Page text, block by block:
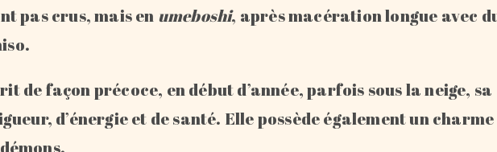
pas crus, mais en umeboshi, après macération longue avec
de façon précoce, en début d’année, parfois sous la neige, sa
d’énergie et de santé. Elle possède également un charme